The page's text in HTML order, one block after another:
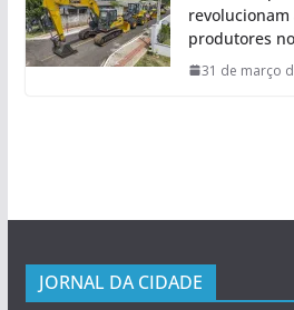
produtores
31 de março
JORNAL DA CIDADE